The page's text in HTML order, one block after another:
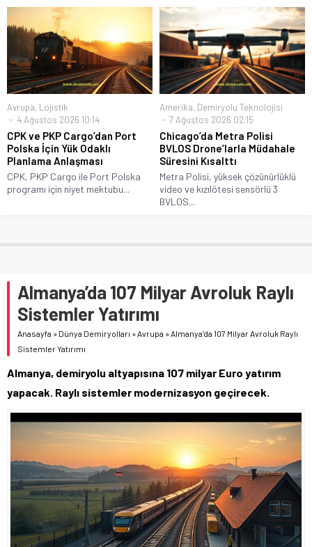
Avrupa, Lojistik
4 Ağustos 2026 10:14
CPK ve PKP Cargo’dan Port
Polska İçin Yük Odaklı
Planlama Anlaşması
CPK, PKP Cargo ile Port Polska
programı için niyet mektubu...
Amerika, Demiryolu Teknolojisi
7 Ağustos 2026 02:15
Chicago’da Metra Polisi
BVLOS Drone’larla Müdahale
Süresini Kısalttı
Metra Polisi, yüksek çözünürlüklü
video ve kızılötesi sensörlü 3
BVLOS...
Almanya’da 107 Milyar Avroluk Raylı
Sistemler Yatırımı
Anasayfa » Dünya Demiryolları »Avrupa »Almanya’da 107 Milyar Avroluk Raylı
Sistemler Yatırımı
Almanya, demiryolu altyapısına 107 milyar Euro yatırım
yapacak. Raylı sistemler modernizasyon geçirecek.